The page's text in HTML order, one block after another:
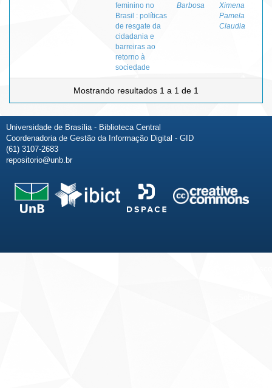
feminino no
Brasil : políticas
de resgate da
cidadania e
barreiras ao
retorno à
sociedade
Barbosa
Ximena
Pamela
Claudia
Mostrando resultados 1 a 1 de 1
Universidade de Brasília - Biblioteca Central
Coordenadoria de Gestão da Informação Digital - GID
(61) 3107-2683
repositorio@unb.br